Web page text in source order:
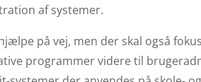
af systemer.
på vej, men der skal også
programmer videre til